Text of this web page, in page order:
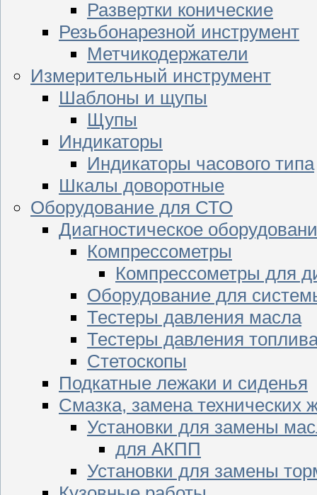
Развертки конические
Резьбонарезной инструмент
Метчикодержатели
Измерительный инструмент
Шаблоны и щупы
Щупы
Индикаторы
Индикаторы часового типа
Шкалы доворотные
Оборудование для СТО
Диагностическое
Компрессометры
Компрессометры для
Оборудование для
Тестеры давления масла
Тестеры давления
Стетоскопы
Подкатные лежаки и сиденья
Смазка, замена технических
Установки для замены
для АКПП
Установки для замены